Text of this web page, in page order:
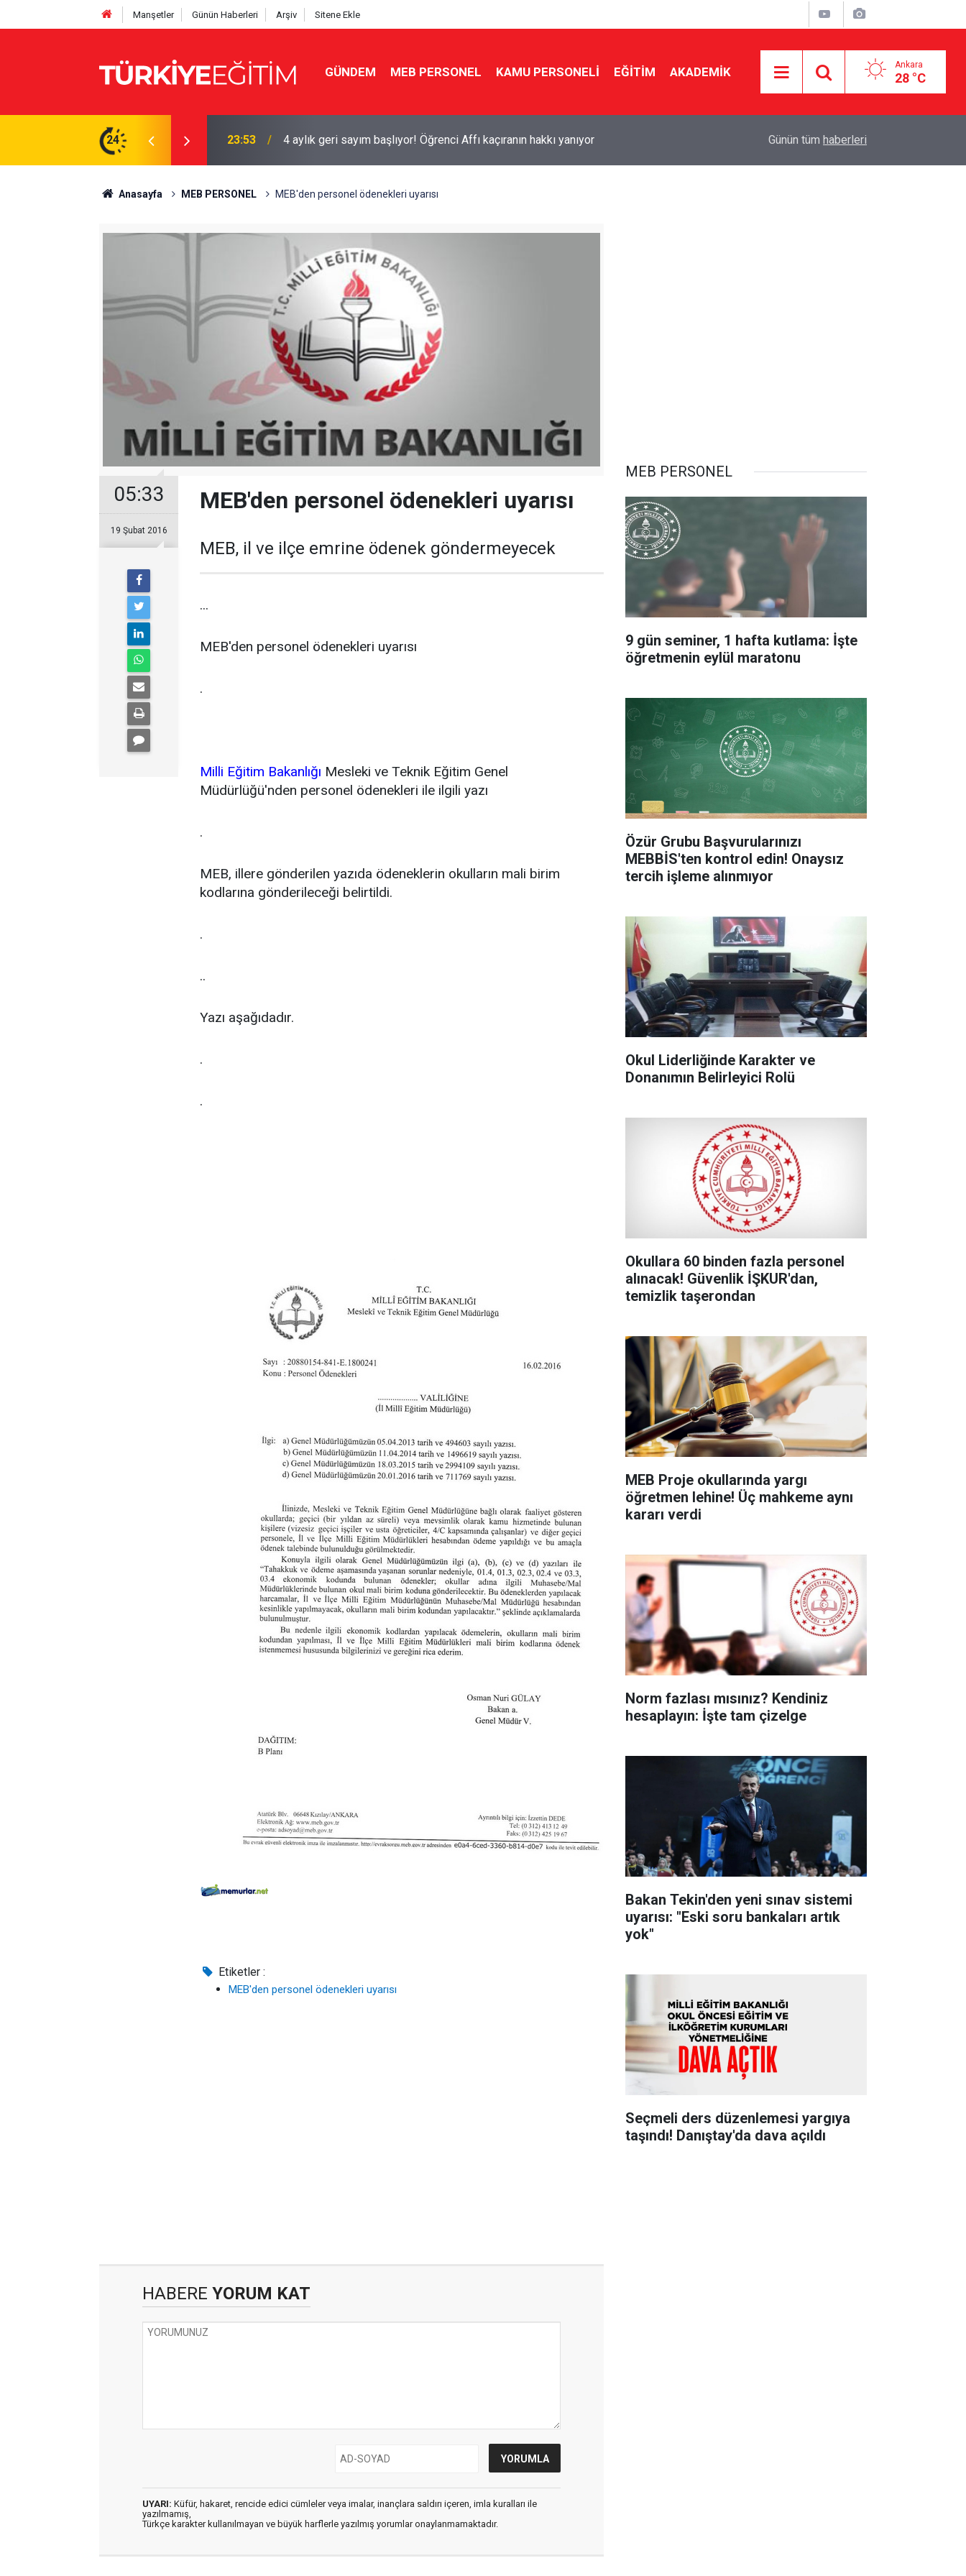
Manşetler Günün Haberleri Arşiv Sitene Ekle
GÜNDEM MEB PERSONEL KAMU PERSONELİ EĞİTİM AKADEMİK Ankara
28 °C
24
Affı kaçıranın hakkı yanıyor 23:49 9 gün seminer, 1 hafta kutlama: İşte öğretmenin eylül maratonu Kural hatırlatan öğretmen "istenmeyen" oluyor!
Günün tüm haberleri
Anasayfa MEB PERSONEL MEB'den personel ödenekleri uyarısı
05:33
19 Şubat 2016
MEB'den personel ödenekleri uyarısı
MEB, il ve ilçe emrine ödenek göndermeyecek
...
MEB'den personel ödenekleri uyarısı
.
Milli Eğitim Bakanlığı Mesleki ve Teknik Eğitim Genel
Müdürlüğü'nden personel ödenekleri ile ilgili yazı
.
MEB, illere gönderilen yazıda ödeneklerin okulların mali birim
kodlarına gönderileceği belirtildi.
.
..
Yazı aşağıdadır.
.
.
Etiketler :
MEB'den personel ödenekleri uyarısı
HABERE YORUM KAT
UYARI: Küfür, hakaret, rencide edici cümleler veya imalar, inançlara saldırı içeren, imla kuralları ile
yazılmamış,
Türkçe karakter kullanılmayan ve büyük harflerle yazılmış yorumlar onaylanmamaktadır.
MEB PERSONEL
9 gün seminer, 1 hafta kutlama: İşte
öğretmenin eylül maratonu
Özür Grubu Başvurularınızı
MEBBİS'ten kontrol edin! Onaysız
tercih işleme alınmıyor
Okul Liderliğinde Karakter ve
Donanımın Belirleyici Rolü
Okullara 60 binden fazla personel
alınacak! Güvenlik İŞKUR'dan,
temizlik taşerondan
MEB Proje okullarında yargı
öğretmen lehine! Üç mahkeme aynı
kararı verdi
Norm fazlası mısınız? Kendiniz
hesaplayın: İşte tam çizelge
Bakan Tekin'den yeni sınav sistemi
uyarısı: "Eski soru bankaları artık
yok"
Seçmeli ders düzenlemesi yargıya
taşındı! Danıştay'da dava açıldı